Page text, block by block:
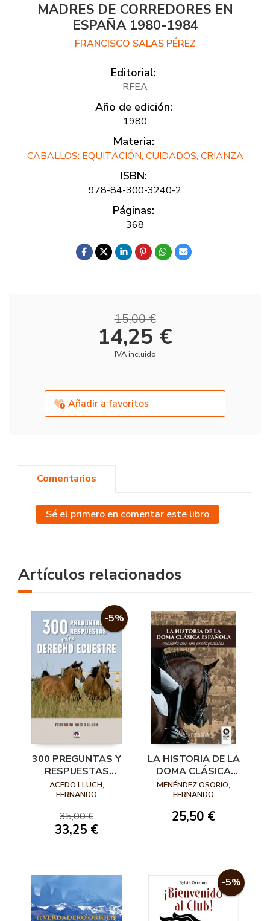
MADRES DE CORREDORES EN
ESPAÑA 1980-1984
FRANCISCO SALAS PÉREZ
Editorial:
RFEA
Año de edición:
1980
Materia:
CABALLOS: EQUITACIÓN, CUIDADOS, CRIANZA
ISBN:
978-84-300-3240-2
Páginas:
368
15,00 €
14,25 €
IVA incluido
Añadir a favoritos
Comentarios
Sé el primero en comentar este libro
Artículos relacionados
-5%
300 PREGUNTAS Y
RESPUESTAS
SOBRE DERECHO
ECUESTRE
ACEDO LLUCH,
FERNANDO
35,00 €
33,25 €
LA HISTORIA DE LA
DOMA CLÁSICA
ESPAÑOLA
MENÉNDEZ OSORIO,
FERNANDO
25,50 €
-5%